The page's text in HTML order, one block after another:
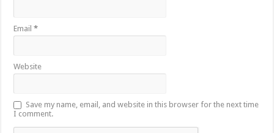
Email*
Website
Save my name, email, and website in this browser for the next time
I comment.